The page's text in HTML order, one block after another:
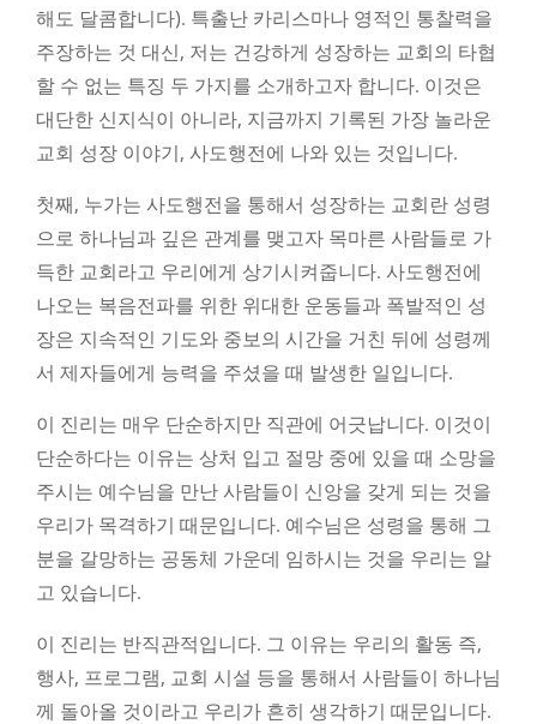
해도 달콤합니다). 특출난 카리스마나 영적인 통찰력을
주장하는 것 대신, 저는 건강하게 성장하는 교회의 타협
할 수 없는 특징 두 가지를 소개하고자 합니다. 이것은
대단한 신지식이 아니라, 지금까지 기록된 가장 놀라운
교회 성장 이야기, 사도행전에 나와 있는 것입니다.
첫째, 누가는 사도행전을 통해서 성장하는 교회란 성령
으로 하나님과 깊은 관계를 맺고자 목마른 사람들로 가
득한 교회라고 우리에게 상기시켜줍니다. 사도행전에
나오는 복음전파를 위한 위대한 운동들과 폭발적인 성
장은 지속적인 기도와 중보의 시간을 거친 뒤에 성령께
서 제자들에게 능력을 주셨을 때 발생한 일입니다.
이 진리는 매우 단순하지만 직관에 어긋납니다. 이것이
단순하다는 이유는 상처 입고 절망 중에 있을 때 소망을
주시는 예수님을 만난 사람들이 신앙을 갖게 되는 것을
우리가 목격하기 때문입니다. 예수님은 성령을 통해 그
분을 갈망하는 공동체 가운데 임하시는 것을 우리는 알
고 있습니다.
이 진리는 반직관적입니다. 그 이유는 우리의 활동 즉,
행사, 프로그램, 교회 시설 등을 통해서 사람들이 하나님
께 돌아올 것이라고 우리가 흔히 생각하기 때문입니다.